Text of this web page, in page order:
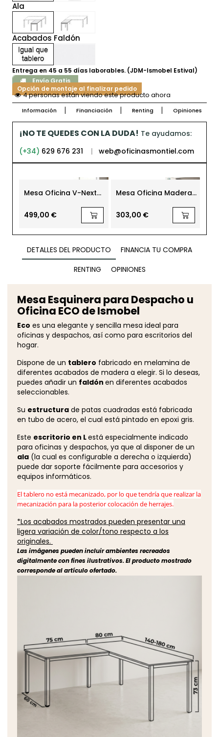
Ala
Acabados Faldón
Entrega en 45 a 55 días laborables. (JDM-Ismobel Estival)
Envío Gratis
Opción de montaje al finalizar pedido
4 personas están viendo este producto ahora
Información Financiación Renting Opiniones
¡NO TE QUEDES CON LA DUDA! Te ayudamos:
(+34) 629 676 231 | web@oficinasmontiel.com
Mesa Oficina V-Next
499,00 €
Mesa Oficina Madera
303,00 €
DETALLES DEL PRODUCTO
FINANCIA TU COMPRA
RENTING
OPINIONES
Mesa Esquinera para Despacho u
Oficina ECO de Ismobel
Eco es una elegante y sencilla mesa ideal para
oficinas y despachos, así como para escritorios del
hogar.
Dispone de un tablero fabricado en melamina de
diferentes acabados de madera a elegir. Si lo deseas,
puedes añadir un faldón en diferentes acabados
seleccionables.
Su estructura de patas cuadradas está fabricada
en tubo de acero, el cual está pintado en epoxi gris.
Este escritorio en Lestá especialmente indicado
para oficinas y despachos, ya que al disponer de un
ala (la cual es configurable a derecha o izquierda)
puede dar soporte fácilmente para accesorios y
equipos informáticos.
El tablero no está mecanizado, por lo que tendría que realizar la
mecanización para la posterior colocación de herrajes.
*Los acabados mostrados pueden presentar una
ligera variación de color/tono respecto a los
originales.
Las imágenes pueden incluir ambientes recreados
digitalmente con fines ilustrativos. El producto mostrado
corresponde al artículo ofertado.